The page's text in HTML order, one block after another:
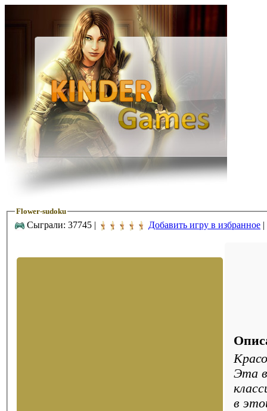
Flower-sudoku
Сыграли: 37745 | Добавить игру в избранное |
Эта
в